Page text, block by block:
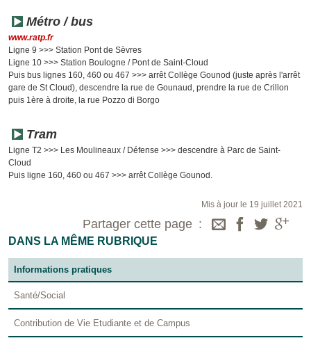
Métro / bus
www.ratp.fr
Ligne 9 >>> Station Pont de Sèvres
Ligne 10 >>> Station Boulogne / Pont de Saint-Cloud
Puis bus lignes 160, 460 ou 467 >>> arrêt Collège Gounod (juste après l'arrêt
gare de St Cloud), descendre la rue de Gounaud, prendre la rue de Crillon
puis 1ère à droite, la rue Pozzo di Borgo
Tram
Ligne T2 >>> Les Moulineaux / Défense >>> descendre à Parc de Saint-
Cloud
Puis ligne 160, 460 ou 467 >>> arrêt Collège Gounod.
Mis à jour le 19 juillet 2021
Partager cette page
DANS LA MÊME RUBRIQUE
Informations pratiques
Santé/Social
Contribution de Vie Etudiante et de Campus